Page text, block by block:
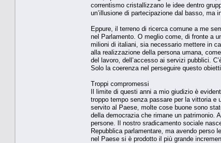
correntismo cristallizzano le idee dentro
un’illusione di partecipazione dal basso, ma
Eppure, il terreno di ricerca comune a me
nel Parlamento. O meglio come, di fronte a
milioni di italiani, sia necessario mettere in
alla realizzazione della persona umana,
del lavoro, dell’accesso ai servizi pubblici.
Solo la coerenza nel perseguire questo
Troppi compromessi
Il limite di questi anni a mio giudizio è
troppo tempo senza passare per la vittoria e
servito al Paese, molte cose buone sono
della democrazia che rimane un patrimonio.
persone. Il nostro sradicamento sociale
Repubblica parlamentare, ma avendo perso
nel Paese si è prodotto il più grande